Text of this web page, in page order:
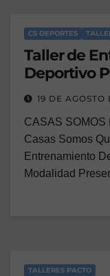
CS DEPORTES
Taller de
19 DE AGOSTO
CASAS SOMOS
Casas Somos
Entrenamiento
Modalidad
TALLERES PACTO